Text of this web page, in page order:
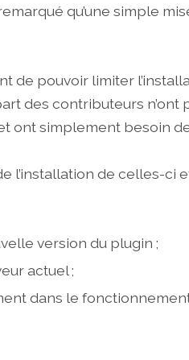
qu’une simple
de pouvoir limiter
des contributeurs n’ont
ont simplement besoin
l’installation de celles-ci
version du plugin ;
actuel ;
dans le fonctionnement